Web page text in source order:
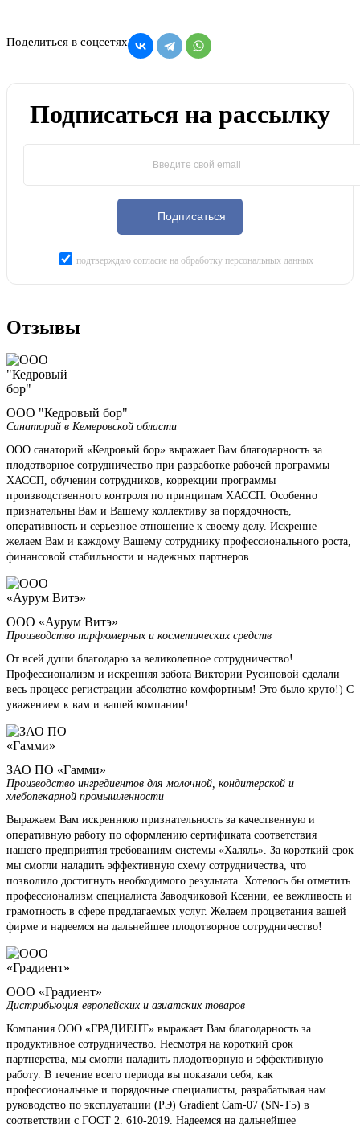
Поделиться в соцсетях
Подписаться на рассылку
Подписаться
подтверждаю согласие на обработку персональных данных
Отзывы
ООО "Кедровый бор"
Санаторий в Кемеровской области
ООО санаторий «Кедровый бор» выражает Вам благодарность за
плодотворное сотрудничество при разработке рабочей программы
ХАССП, обучении сотрудников, коррекции программы
производственного контроля по принципам ХАССП. Особенно
признательны Вам и Вашему коллективу за порядочность,
оперативность и серьезное отношение к своему делу. Искренне
желаем Вам и каждому Вашему сотруднику профессионального роста,
финансовой стабильности и надежных партнеров.
ООО «Аурум Витэ»
Производство парфюмерных и косметических средств
От всей души благодарю за великолепное сотрудничество!
Профессионализм и искренняя забота Виктории Русиновой сделали
весь процесс регистрации абсолютно комфортным! Это было круто!) С
уважением к вам и вашей компании!
ЗАО ПО «Гамми»
Производство ингредиентов для молочной, кондитерской и
хлебопекарной промышленности
Выражаем Вам искреннюю признательность за качественную и
оперативную работу по оформлению сертификата соответствия
нашего предприятия требованиям системы «Халяль». За короткий срок
мы смогли наладить эффективную схему сотрудничества, что
позволило достигнуть необходимого результата. Хотелось бы отметить
профессионализм специалиста Заводчиковой Ксении, ее вежливость и
грамотность в сфере предлагаемых услуг. Желаем процветания вашей
фирме и надеемся на дальнейшее плодотворное сотрудничество!
ООО «Градиент»
Дистрибьюция европейских и азиатских товаров
Компания ООО «ГРАДИЕНТ» выражает Вам благодарность за
продуктивное сотрудничество. Несмотря на короткий срок
партнерства, мы смогли наладить плодотворную и эффективную
работу. В течение всего периода вы показали себя, как
профессиональные и порядочные специалисты, разрабатывая нам
руководство по эксплуатации (РЭ) Gradient Cam-07 (SN-T5) в
соответствии с ГОСТ 2. 610-2019. Надеемся на дальнейшее